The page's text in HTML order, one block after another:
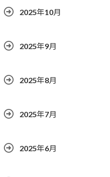
2025年10月
2025年9月
2025年8月
2025年7月
2025年6月